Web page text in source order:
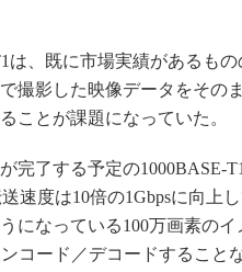
、既に市場実績があるもの
撮影した映像データをその
ことが課題になっていた。
完了する予定の1000BASE-
速度は10倍の1Gbpsに向上
になっている100万画素の
ンコード／デコードすること